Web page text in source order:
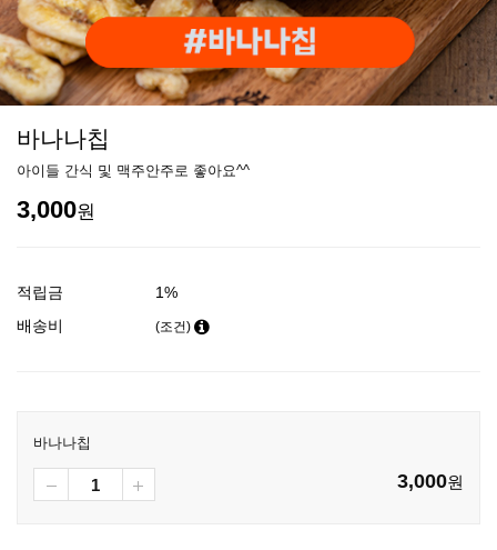
바나나칩
아이들 간식 및 맥주안주로 좋아요^^
3,000원
적립금
1%
배송비
(조건)
바나나칩
3,000원